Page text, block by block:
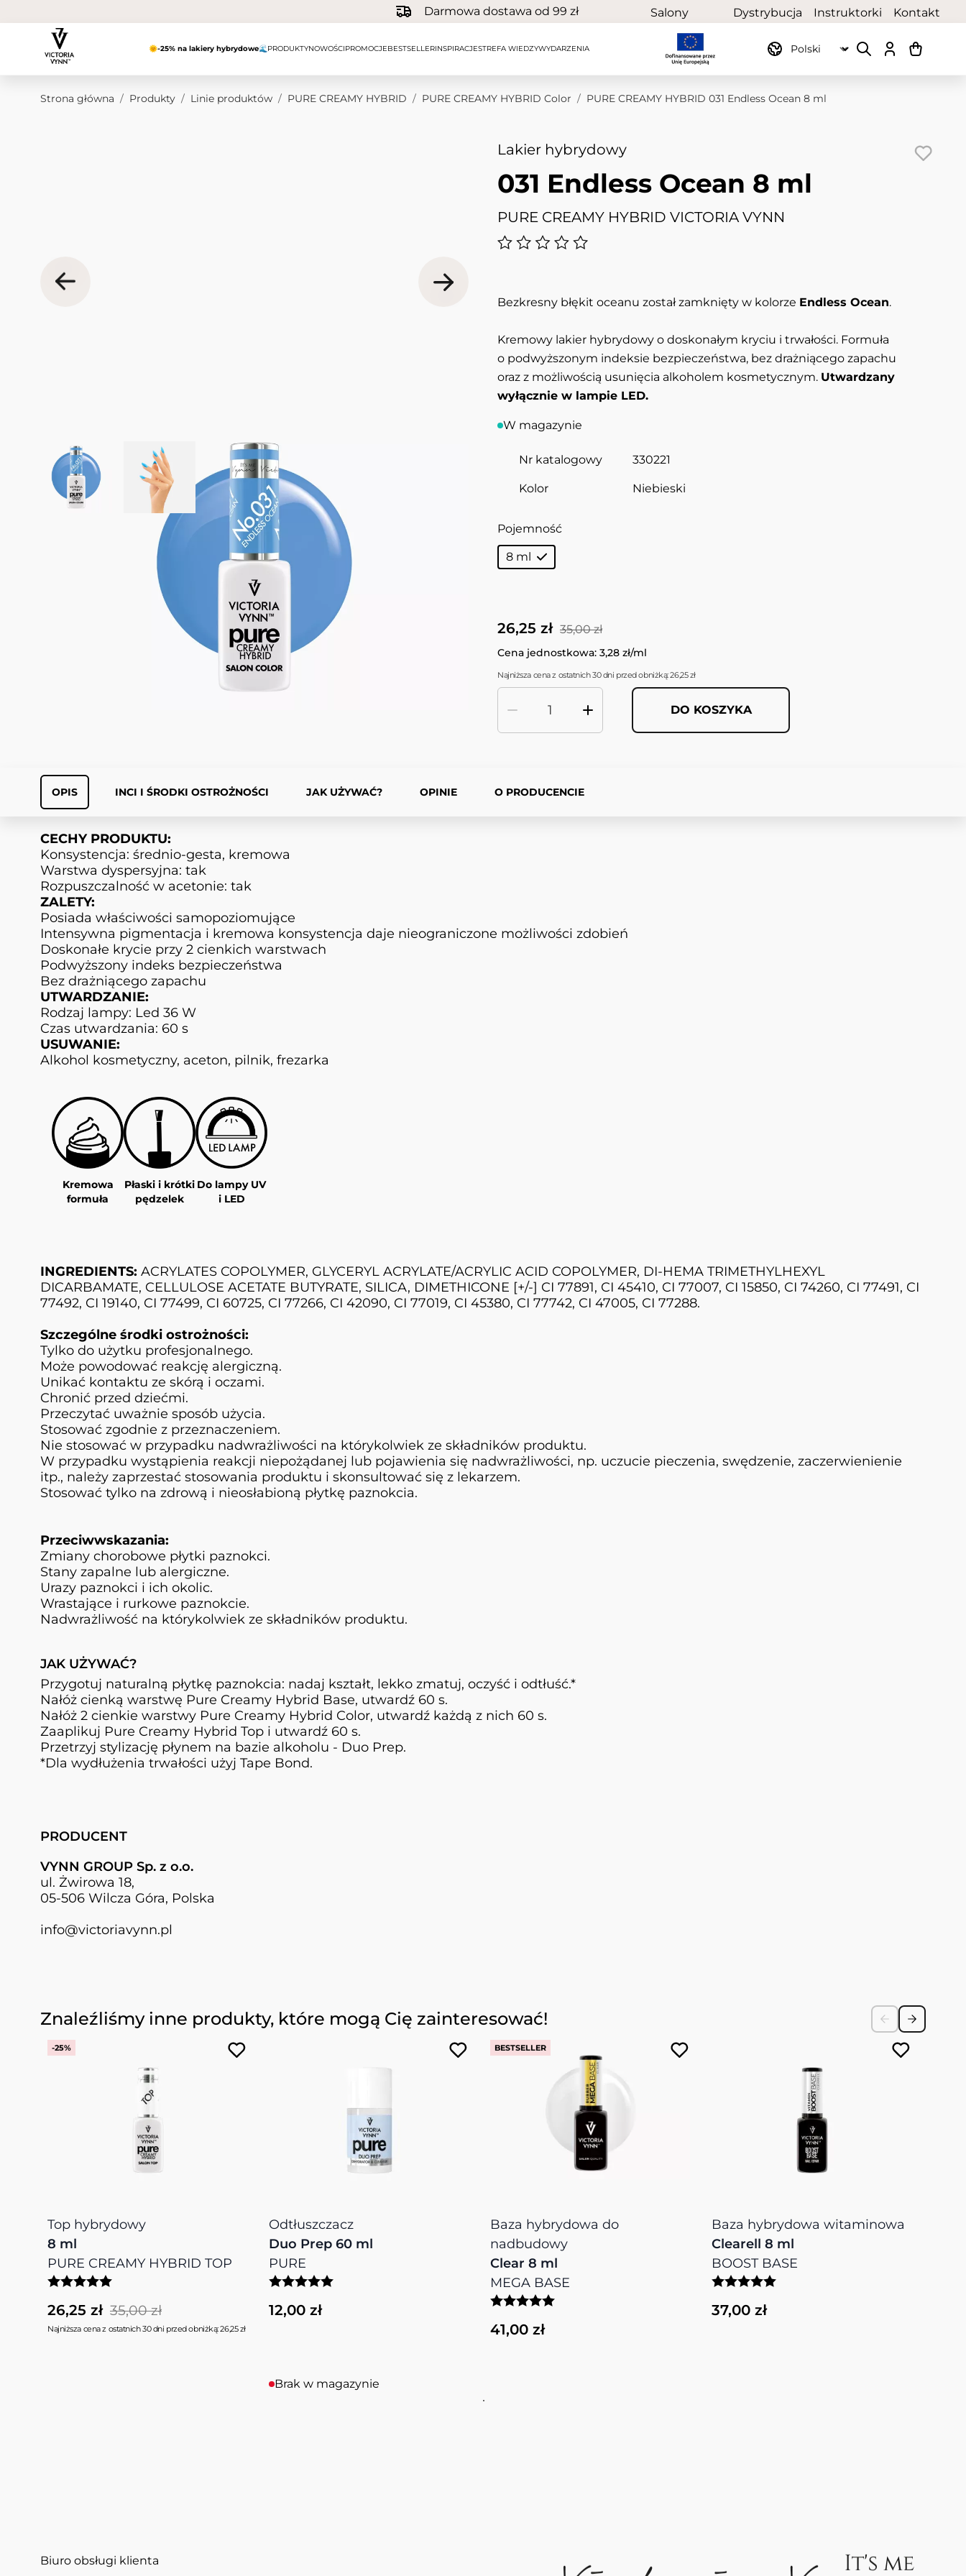
Darmowa dostawa od 99 zł
Salony
partnerskie
Dystrybucja Instruktorki Kontakt
🌞-25% na lakiery hybrydowe🌊 PRODUKTYNOWOŚCIPROMOCJEBESTSELLERINSPIRACJESTREFA WIEDZYWYDARZENIA
Strona główna / Produkty / Linie produktów / PURE CREAMY HYBRID / PURE CREAMY HYBRID Color / PURE CREAMY HYBRID 031 Endless Ocean 8 ml
Lakier hybrydowy
031 Endless Ocean 8 ml
PURE CREAMY HYBRID VICTORIA VYNN
View larger imageView larger image
Bezkresny błękit oceanu został zamknięty w kolorze Endless Ocean.
Kremowy lakier hybrydowy o doskonałym kryciu i trwałości. Formuła
o podwyższonym indeksie bezpieczeństwa, bez drażniącego zapachu
oraz z możliwością usunięcia alkoholem kosmetycznym. Utwardzany
wyłącznie w lampie LED.
W magazynie
Nr katalogowy 330221
Kolor Niebieski
Pojemność
8 ml
35,00 zł
26,25 zł
Cena jednostkowa: 3,28 zł/ml
Najniższa cena z ostatnich 30 dni przed obniżką: 26,25 zł
DO KOSZYKA
OPIS INCI I ŚRODKI OSTROŻNOŚCI JAK UŻYWAĆ? OPINIE O PRODUCENCIE
CECHY PRODUKTU:
Konsystencja: średnio-gesta, kremowa
Warstwa dyspersyjna: tak
Rozpuszczalność w acetonie: tak
ZALETY:
Posiada właściwości samopoziomujące
Intensywna pigmentacja i kremowa konsystencja daje nieograniczone możliwości zdobień
Doskonałe krycie przy 2 cienkich warstwach
Podwyższony indeks bezpieczeństwa
Bez drażniącego zapachu
UTWARDZANIE:
Rodzaj lampy: Led 36 W
Czas utwardzania: 60 s
USUWANIE:
Alkohol kosmetyczny, aceton, pilnik, frezarka
Kremowa
formuła
Płaski i krótki
pędzelek
Do lampy UV
i LED
INGREDIENTS: ACRYLATES COPOLYMER, GLYCERYL ACRYLATE/ACRYLIC ACID COPOLYMER, DI-HEMA TRIMETHYLHEXYL
DICARBAMATE, CELLULOSE ACETATE BUTYRATE, SILICA, DIMETHICONE [+/-] CI 77891, CI 45410, CI 77007, CI 15850, CI 74260, CI 77491, CI
77492, CI 19140, CI 77499, CI 60725, CI 77266, CI 42090, CI 77019, CI 45380, CI 77742, CI 47005, CI 77288.
Szczególne środki ostrożności:
Tylko do użytku profesjonalnego.
Może powodować reakcję alergiczną.
Unikać kontaktu ze skórą i oczami.
Chronić przed dziećmi.
Przeczytać uważnie sposób użycia.
Stosować zgodnie z przeznaczeniem.
Nie stosować w przypadku nadwrażliwości na którykolwiek ze składników produktu.
W przypadku wystąpienia reakcji niepożądanej lub pojawienia się nadwrażliwości, np. uczucie pieczenia, swędzenie, zaczerwienienie
itp., należy zaprzestać stosowania produktu i skonsultować się z lekarzem.
Stosować tylko na zdrową i nieosłabioną płytkę paznokcia.
Przeciwwskazania:
Zmiany chorobowe płytki paznokci.
Stany zapalne lub alergiczne.
Urazy paznokci i ich okolic.
Wrastające i rurkowe paznokcie.
Nadwrażliwość na którykolwiek ze składników produktu.
JAK UŻYWAĆ?
Przygotuj naturalną płytkę paznokcia: nadaj kształt, lekko zmatuj, oczyść i odtłuść.*
Nałóż cienką warstwę Pure Creamy Hybrid Base, utwardź 60 s.
Nałóż 2 cienkie warstwy Pure Creamy Hybrid Color, utwardź każdą z nich 60 s.
Zaaplikuj Pure Creamy Hybrid Top i utwardź 60 s.
Przetrzyj stylizację płynem na bazie alkoholu - Duo Prep.
*Dla wydłużenia trwałości użyj Tape Bond.
PRODUCENT
VYNN GROUP Sp. z o.o.
ul. Żwirowa 18,
05-506 Wilcza Góra, Polska
info@victoriavynn.pl
Naciśnij, aby pominąć karuzelę
Znaleźliśmy inne produkty, które mogą Cię zainteresować!
-25%
Top hybrydowy
8 ml
PURE CREAMY HYBRID TOP
26,25 zł 35,00 zł
Najniższa cena z ostatnich 30 dni przed obniżką: 26,25 zł
Odtłuszczacz
Duo Prep 60 ml
PURE
12,00 zł
Brak w magazynie
BESTSELLER
Baza hybrydowa do
nadbudowy
Clear 8 ml
MEGA BASE
41,00 zł
Baza hybrydowa witaminowa
Clearell 8 ml
BOOST BASE
37,00 zł
Biuro obsługi klienta